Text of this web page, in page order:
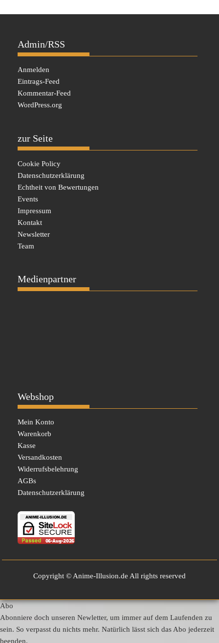
Admin/RSS
Anmelden
Eintrags-Feed
Kommentar-Feed
WordPress.org
zur Seite
Cookie Policy
Datenschutzerklärung
Echtheit von Bewertungen
Events
Impressum
Kontakt
Newsletter
Team
Medienpartner
Webshop
Mein Konto
Warenkorb
Kasse
Versandkosten
Widerrufsbelehrung
AGBs
Datenschutzerklärung
Copyright © Anime-Illusion.de All rights reserved
Abo
Abonniere doch unseren Newletter, um immer auf dem Laufenden zu
sein. So verpasst du nichts mehr. Natürlich lässt sich das Abo jederzeit
beenden.